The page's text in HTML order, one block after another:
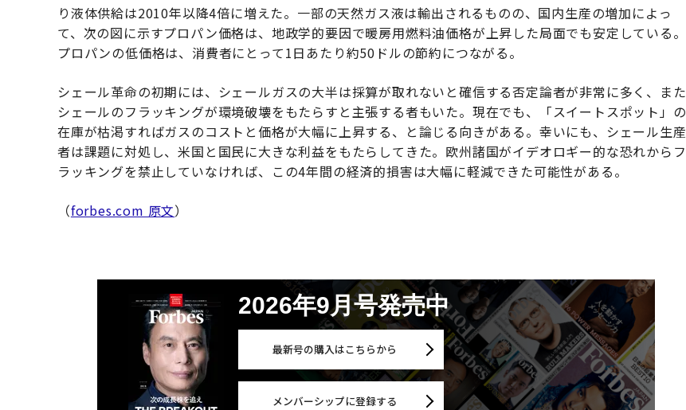
り液体供給は2010年以降4倍に増えた。一部の天然ガス液は輸出されるものの、国内生産の増加によっ
て、次の図に示すプロパン価格は、地政学的要因で暖房用燃料油価格が上昇した局面でも安定している。
プロパンの低価格は、消費者にとって1日あたり約50ドルの節約につながる。
シェール革命の初期には、シェールガスの大半は採算が取れないと確信する否定論者が非常に多く、また
シェールのフラッキングが環境破壊をもたらすと主張する者もいた。現在でも、「スイートスポット」の
在庫が枯渇すればガスのコストと価格が大幅に上昇する、と論じる向きがある。幸いにも、シェール生産
者は課題に対処し、米国と国民に大きな利益をもたらしてきた。欧州諸国がイデオロギー的な恐れからフ
ラッキングを禁止していなければ、この4年間の経済的損害は大幅に軽減できた可能性がある。
（forbes.com 原文）
2026年9月号発売中
最新号の購入はこちらから
メンバーシップに登録する